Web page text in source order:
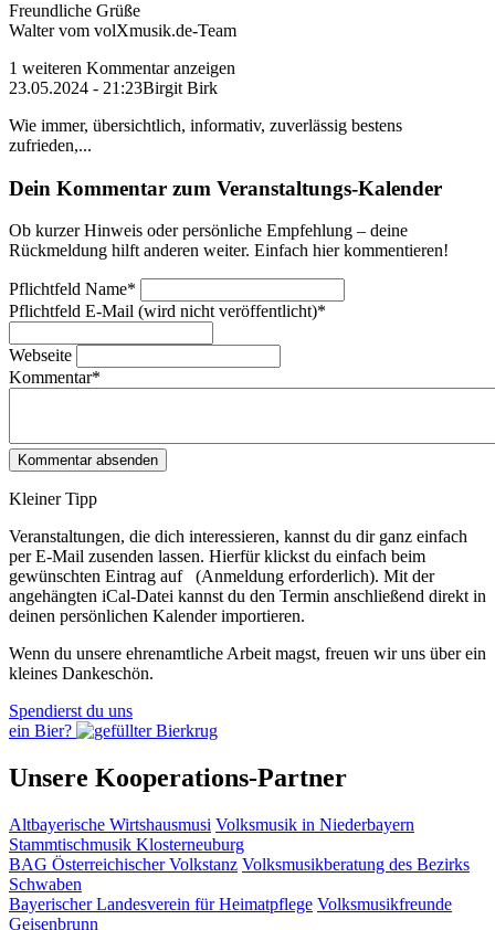
Freundliche Grüße
Walter vom volXmusik.de-Team
1 weiteren Kommentar anzeigen
23.05.2024 - 21:23Birgit Birk
Wie immer, übersichtlich, informativ, zuverlässig bestens
zufrieden,...
Dein Kommentar zum Veranstaltungs-Kalender
Ob kurzer Hinweis oder persönliche Empfehlung – deine
Rückmeldung hilft anderen weiter. Einfach hier kommentieren!
Pflichtfeld Name*
Pflichtfeld E-Mail (wird nicht veröffentlicht)*
Webseite
Kommentar*
Kleiner Tipp
Veranstaltungen, die dich interessieren, kannst du dir ganz einfach
per E‑Mail zusenden lassen. Hierfür klickst du einfach beim
gewünschten Eintrag auf
(Anmeldung erforderlich). Mit der
angehängten iCal-Datei kannst du den Termin anschließend direkt in
deinen persönlichen Kalender importieren.
Wenn du unsere ehrenamtliche Arbeit magst, freuen wir uns über ein
kleines Dankeschön.
Spendierst du uns
ein Bier?
Unsere Kooperations-Partner
Altbayerische Wirtshausmusi Volksmusik in Niederbayern
Stammtischmusik Klosterneuburg
BAG Österreichischer Volkstanz Volksmusikberatung des Bezirks
Schwaben
Bayerischer Landesverein für Heimatpflege Volksmusikfreunde
Geisenbrunn